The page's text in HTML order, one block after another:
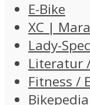
E-Bike
XC |
Lady-
Literatur
Fitness /
Bikepedia